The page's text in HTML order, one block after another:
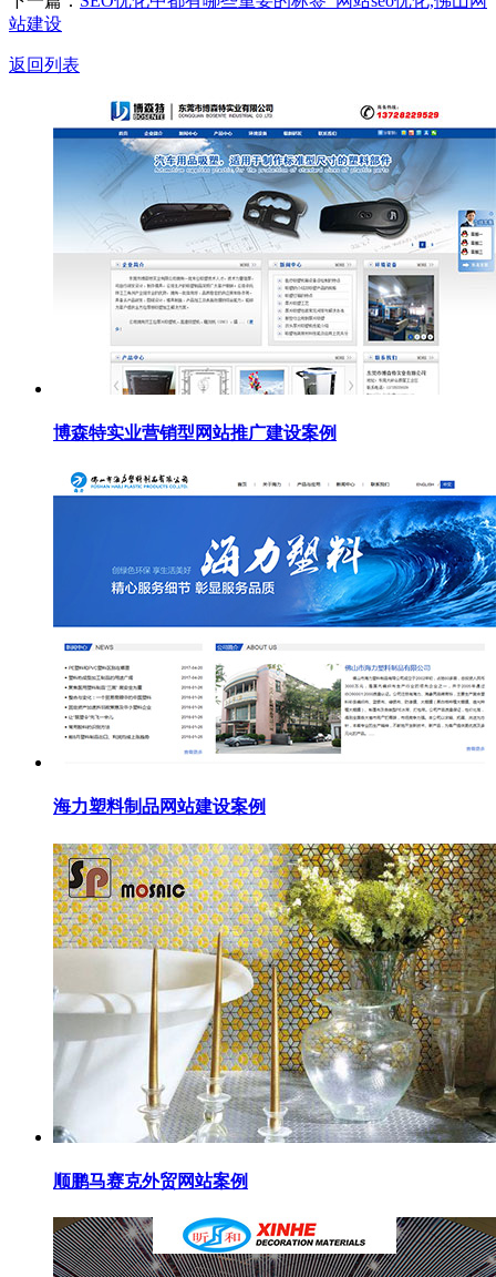
站建设
返回列表
博森特实业营销型网站推广建设案例
海力塑料制品网站建设案例
顺鹏马赛克外贸网站案例